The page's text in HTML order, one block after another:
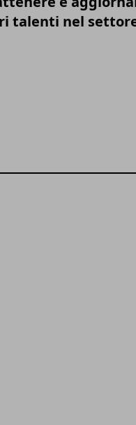
talenti nel